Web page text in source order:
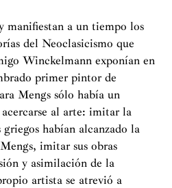
manifiestan a un tiempo los
del Neoclasicismo que
Winckelmann exponían en
primer pintor de
Mengs sólo había un
al arte: imitar la
habían alcanzado la
imitar sus obras
y asimilación de la
artista se atrevió a